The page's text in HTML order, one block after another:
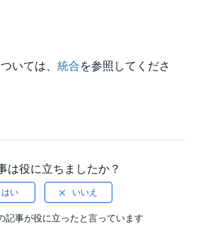
いては、統合を参照してくださ
は役に立ちましたか？
記事が役に立ったと言っています